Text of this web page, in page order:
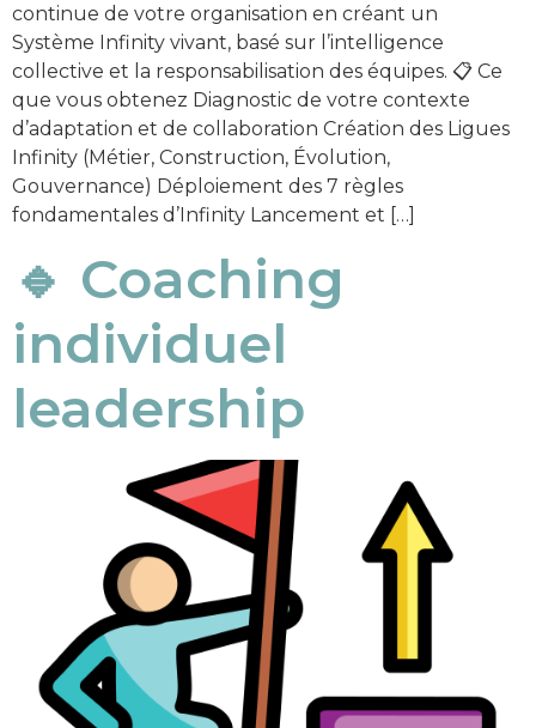
continue de votre organisation en créant un
Système Infinity vivant, basé sur l’intelligence
collective et la responsabilisation des équipes. 📋 Ce
que vous obtenez Diagnostic de votre contexte
d’adaptation et de collaboration Création des Ligues
Infinity (Métier, Construction, Évolution,
Gouvernance) Déploiement des 7 règles
fondamentales d’Infinity Lancement et […]
🔹 Coaching
individuel
leadership